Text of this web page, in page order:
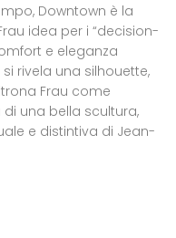
Downtown è la
idea per i “decision-
e eleganza
rivela una silhouette,
Frau come
una bella scultura,
e distintiva di Jean-